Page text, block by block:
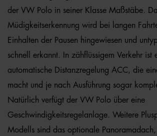
der VW Polo in seiner Klasse Maßstäbe.
Müdigkeitserkennung wird bei langen
Einhalten der Pausen hingewiesen und
schnell erkannt. In zähflüssigem Verkehr ist
automatische Distanzregelung ACC, die
macht und je nach Ausführung sogar
Natürlich verfügt der VW Polo über eine
Geschwindigkeitsregelanlage. Weitere
Modells sind das optionale